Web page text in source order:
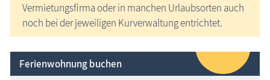
Vermietungsfirma oder in manchen Urlaubsorten auch
noch bei der jeweiligen Kurverwaltung entrichtet.
Ferienwohnung buchen